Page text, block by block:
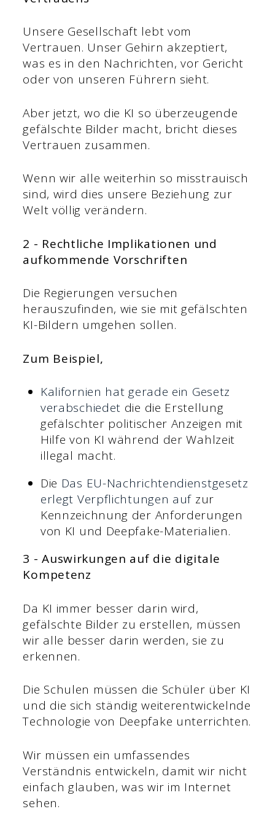
Unsere Gesellschaft lebt vom
Vertrauen. Unser Gehirn akzeptiert,
was es in den Nachrichten, vor Gericht
oder von unseren Führern sieht.
Aber jetzt, wo die KI so überzeugende
gefälschte Bilder macht, bricht dieses
Vertrauen zusammen.
Wenn wir alle weiterhin so misstrauisch
sind, wird dies unsere Beziehung zur
Welt völlig verändern.
2 - Rechtliche Implikationen und
aufkommende Vorschriften
Die Regierungen versuchen
herauszufinden, wie sie mit gefälschten
KI-Bildern umgehen sollen.
Zum Beispiel,
Kalifornien hat gerade ein Gesetz
verabschiedet die die Erstellung
gefälschter politischer Anzeigen mit
Hilfe von KI während der Wahlzeit
illegal macht.
Die Das EU-Nachrichtendienstgesetz
erlegt Verpflichtungen auf zur
Kennzeichnung der Anforderungen
von KI und Deepfake-Materialien.
3 - Auswirkungen auf die digitale
Kompetenz
Da KI immer besser darin wird,
gefälschte Bilder zu erstellen, müssen
wir alle besser darin werden, sie zu
erkennen.
Die Schulen müssen die Schüler über KI
und die sich ständig weiterentwickelnde
Technologie von Deepfake unterrichten.
Wir müssen ein umfassendes
Verständnis entwickeln, damit wir nicht
einfach glauben, was wir im Internet
sehen.